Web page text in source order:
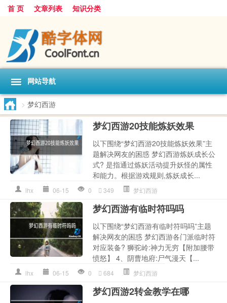
首 页 文章列表 知识分类
网站导航
> 梦幻西游
梦幻西游20技能炼妖效果
以下围绕“梦幻西游20技能炼妖效果”主
题解决网友的困惑 梦幻西游炼妖成长公
式? 是指通过炼妖活动提升妖怪的属性
和能力。根据游戏规则,炼妖成长...
lhx 06-15 0 349 梦幻西游
梦幻西游有临时符吗吗
以下围绕“梦幻西游有临时符吗吗”主题
解决网友的困惑 梦幻西游各门派临时符
对应装备? 狮驼岭:神力无穷【附加腰带
愤怒】 4、阴曹地府:尸气漫天【...
lhx 06-15 0 684 梦幻西游
梦幻西游2转金教学在哪